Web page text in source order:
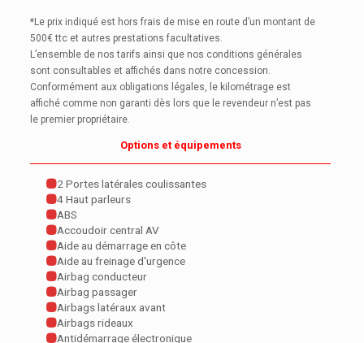
*Le prix indiqué est hors frais de mise en route d’un montant de
500€ ttc et autres prestations facultatives.
L’ensemble de nos tarifs ainsi que nos conditions générales
sont consultables et affichés dans notre concession.
Conformément aux obligations légales, le kilométrage est
affiché comme non garanti dès lors que le revendeur n’est pas
le premier propriétaire.
Options et équipements
2 Portes latérales coulissantes
4 Haut parleurs
ABS
Accoudoir central AV
Aide au démarrage en côte
Aide au freinage d'urgence
Airbag conducteur
Airbag passager
Airbags latéraux avant
Airbags rideaux
Antidémarrage électronique